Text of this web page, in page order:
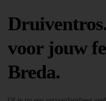
voor jouw
Breda.